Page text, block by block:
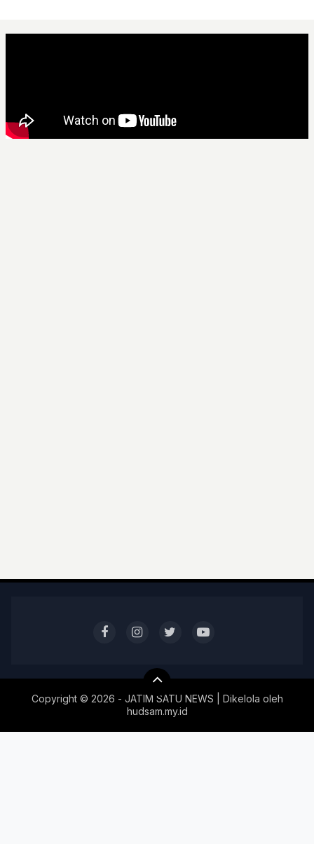
Copyright © 2026 - JATIM SATU NEWS | Dikelola oleh
hudsam.my.id